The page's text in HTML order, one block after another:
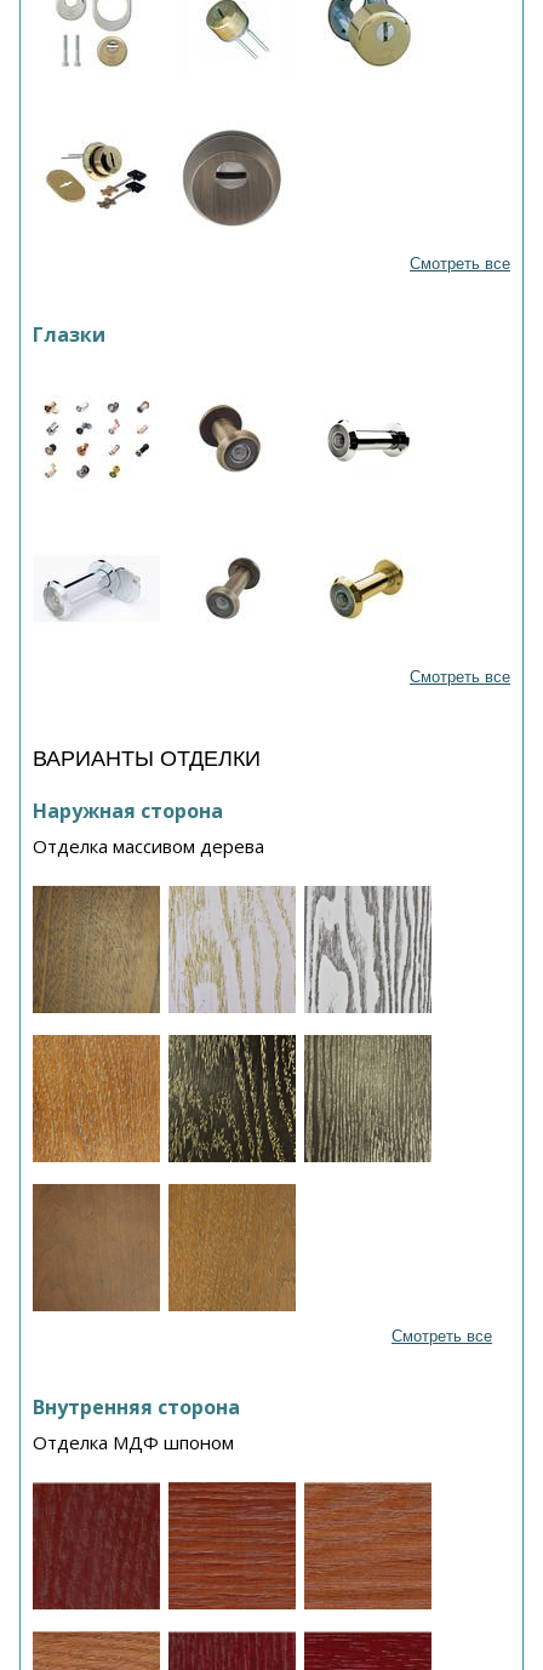
Смотреть все
Глазки
Смотреть все
ВАРИАНТЫ ОТДЕЛКИ
Наружная сторона
Отделка массивом дерева
Смотреть все
Внутренняя сторона
Отделка МДФ шпоном